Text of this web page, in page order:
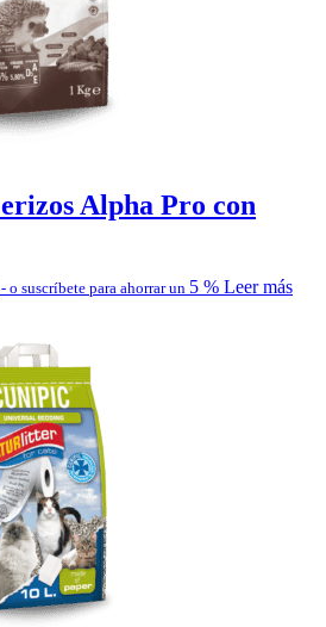
Alpha Pro con
- o suscríbete para ahorrar un 5 % Leer más